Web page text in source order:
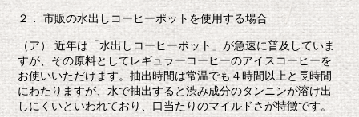
２． 市販の水出しコーヒーポットを使用する場合
（ア） 近年は「水出しコーヒーポット」が急速に普及していま
すが、その原料としてレギュラーコーヒーのアイスコーヒーを
お使いいただけます。抽出時間は常温でも４時間以上と長時間
にわたりますが、水で抽出すると渋み成分のタンニンが溶け出
しにくいといわれており、口当たりのマイルドさが特徴です。